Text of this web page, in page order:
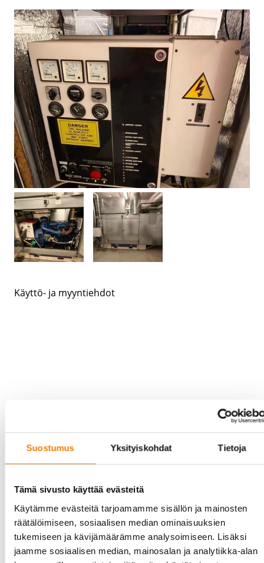
Suostumus Yksityiskohdat Tietoja
Tämä sivusto käyttää evästeitä
Käytämme evästeitä tarjoamamme sisällön ja mainosten
räätälöimiseen, sosiaalisen median ominaisuuksien
tukemiseen ja kävijämäärämme analysoimiseen. Lisäksi
jaamme sosiaalisen median, mainosalan ja analytiikka-alan
Käyttö- ja myyntiehdot
Dieselgeneraattori
Nimi